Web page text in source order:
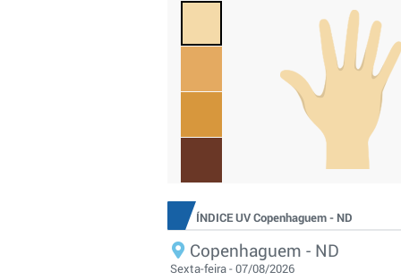
ÍNDICE UV Copenhaguem - ND
Copenhaguem - ND
Sexta-feira - 07/08/2026